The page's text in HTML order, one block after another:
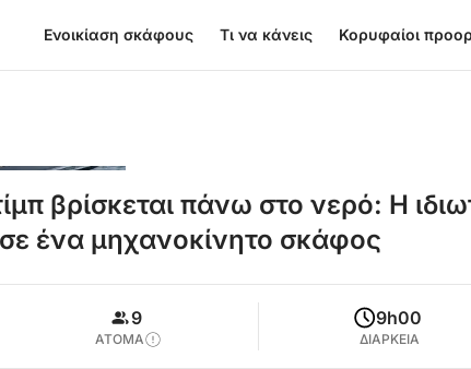
Ενοικίαση σκάφους Τι να κάνεις Κορυφαίοι
βρίσκεται πάνω στο νερό: Η
ένα μηχανοκίνητο σκάφος
9
ΑΤΟΜΑ
9h00
ΔΙΑΡΚΕΙΑ